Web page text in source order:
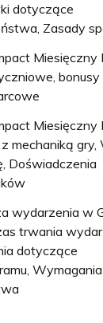
dotyczące
Zasady
Miesięczny
bonusy
Miesięczny
mechaniką gry,
Doświadczenia
wydarzenia w
trwania
dotyczące